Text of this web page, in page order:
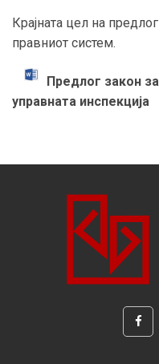
Крајната цел на
правниот систем.
Предлог закон
управната инспекција